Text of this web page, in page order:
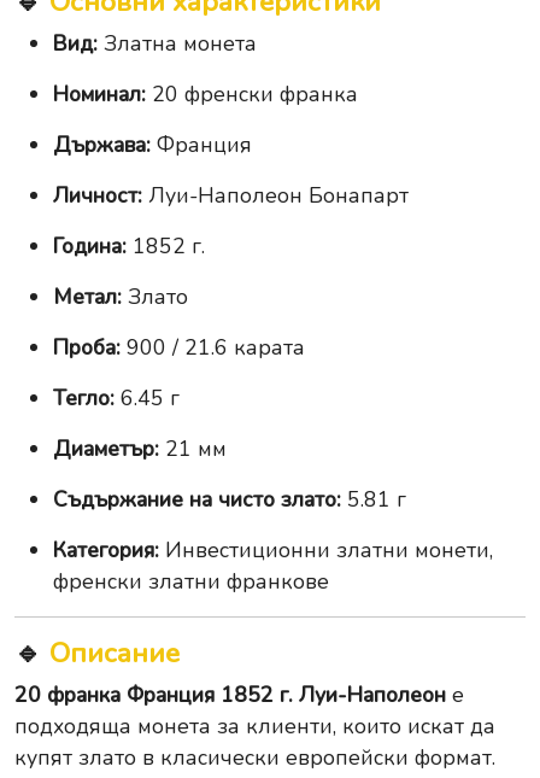
Вид: Златна монета
Номинал: 20 френски франка
Държава: Франция
Личност: Луи-Наполеон Бонапарт
Година: 1852 г.
Метал: Злато
Проба: 900 / 21.6 карата
Тегло: 6.45 г
Диаметър: 21 мм
Съдържание на чисто злато: 5.81 г
Категория: Инвестиционни златни монети,
френски златни франкове
🔹 Описание
20 франка Франция 1852 г. Луи-Наполеон е
подходяща монета за клиенти, които искат да
купят злато в класически европейски формат.